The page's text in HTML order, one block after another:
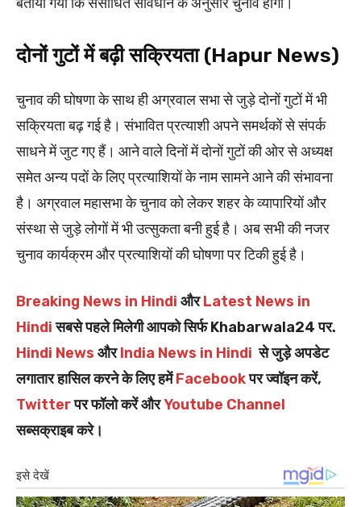
दोनों गुटों में बढ़ी सक्रियता (Hapur News)
चुनाव की घोषणा के साथ ही अग्रवाल सभा से जुड़े दोनों गुटों में भी
सक्रियता बढ़ गई है। संभावित प्रत्याशी अपने समर्थकों से संपर्क
साधने में जुट गए हैं। आने वाले दिनों में दोनों गुटों की ओर से अध्यक्ष
समेत अन्य पदों के लिए प्रत्याशियों के नाम सामने आने की संभावना
है। अग्रवाल महासभा के चुनाव को लेकर शहर के व्यापारियों और
संस्था से जुड़े लोगों में भी उत्सुकता बनी हुई है। अब सभी की नजर
चुनाव कार्यक्रम और प्रत्याशियों की घोषणा पर टिकी हुई है।
Breaking News in Hindi औरLatest News in
Hindiसबसे पहले मिलेगी आपको सिर्फ Khabarwala24 पर.
Hindi News औरIndia News in Hindi से जुड़े अपडेट
लगातार हासिल करने के लिए हमेंFacebookपर ज्वॉइन करें,
Twitterपर फॉलो करें औरYoutube Channel
सब्सक्राइब करे।